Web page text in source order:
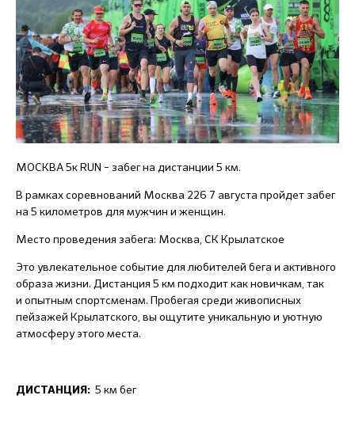
МОСКВА 5к RUN – забег на дистанции 5 км.
В рамках соревнований Москва 226 7 августа пройдет забег
на 5 километров для мужчин и женщин.
Место проведения забега: Москва, СК Крылатское
Это увлекательное событие для любителей бега и активного
образа жизни. Дистанция 5 км подходит как новичкам, так
и опытным спортсменам. Пробегая среди живописных
пейзажей Крылатского, вы ощутите уникальную и уютную
атмосферу этого места.
ДИСТАНЦИЯ: 5 км бег